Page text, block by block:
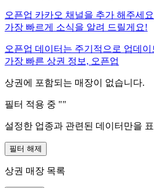
오픈업 카카오 채널을 추가 해주세
가장 빠르게 소식을 알려 드릴게요!
오픈업 데이터는 주기적으로 업데이
가장 빠른 상권 정보, 오픈업
상권에 포함되는 매장이 없습니다.
필터 적용 중 ""
설정한 업종과 관련된 데이터만을
필터 해제
상권 매장 목록